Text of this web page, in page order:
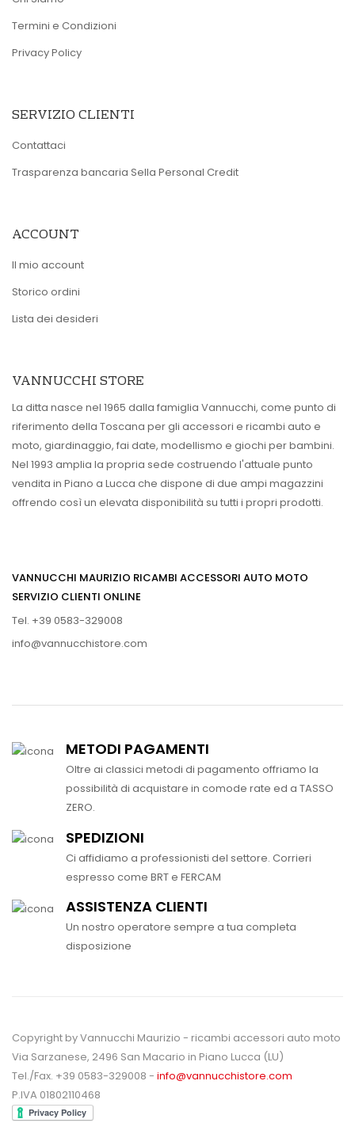
Termini e Condizioni
Privacy Policy
SERVIZIO CLIENTI
Contattaci
Trasparenza bancaria Sella Personal Credit
ACCOUNT
Il mio account
Storico ordini
Lista dei desideri
VANNUCCHI STORE
La ditta nasce nel 1965 dalla famiglia Vannucchi, come punto di
riferimento della Toscana per gli accessori e ricambi auto e
moto, giardinaggio, fai date, modellismo e giochi per bambini.
Nel 1993 amplia la propria sede costruendo l'attuale punto
vendita in Piano a Lucca che dispone di due ampi magazzini
offrendo così un elevata disponibilità su tutti i propri prodotti.
VANNUCCHI MAURIZIO RICAMBI ACCESSORI AUTO MOTO
SERVIZIO CLIENTI ONLINE
Tel. +39 0583-329008
info@vannucchistore.com
METODI PAGAMENTI
Oltre ai classici metodi di pagamento offriamo la
possibilità di acquistare in comode rate ed a TASSO
ZERO.
SPEDIZIONI
Ci affidiamo a professionisti del settore. Corrieri
espresso come BRT e FERCAM
ASSISTENZA CLIENTI
Un nostro operatore sempre a tua completa
disposizione
Copyright by Vannucchi Maurizio - ricambi accessori auto moto
Via Sarzanese, 2496 San Macario in Piano Lucca (LU)
Tel./Fax. +39 0583-329008 - info@vannucchistore.com
P.IVA 01802110468